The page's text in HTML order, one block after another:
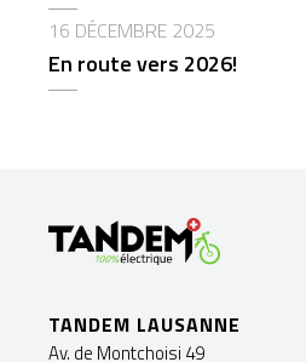
16 DÉCEMBRE 2025
En route vers 2026!
TANDEM LAUSANNE
Av. de Montchoisi 49